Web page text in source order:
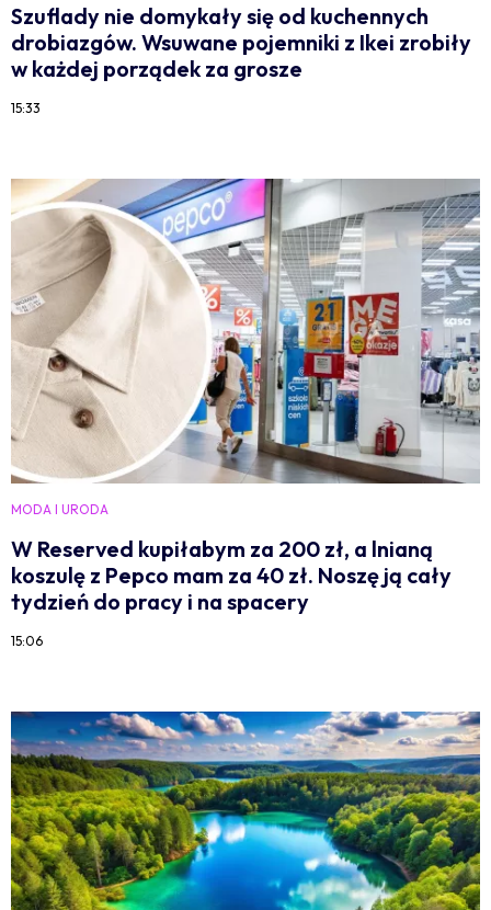
Szuflady nie domykały się od kuchennych
drobiazgów. Wsuwane pojemniki z Ikei zrobiły
w każdej porządek za grosze
15:33
MODA I URODA
W Reserved kupiłabym za 200 zł, a lnianą
koszulę z Pepco mam za 40 zł. Noszę ją cały
tydzień do pracy i na spacery
15:06